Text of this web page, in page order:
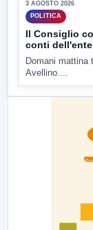
3 AGOSTO 2026
POLITICA
Il Consiglio
conti dell'ente
Domani mattina
Avellino....